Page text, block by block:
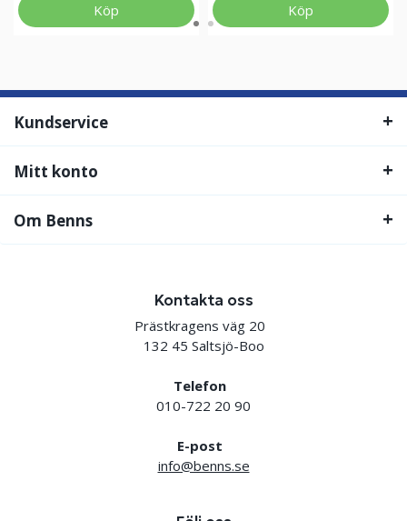
Köp Köp
Kundservice
Mitt konto
Om Benns
Kontakta oss
Prästkragens väg 20
132 45 Saltsjö-Boo
Telefon
010-722 20 90
E-post
info@benns.se